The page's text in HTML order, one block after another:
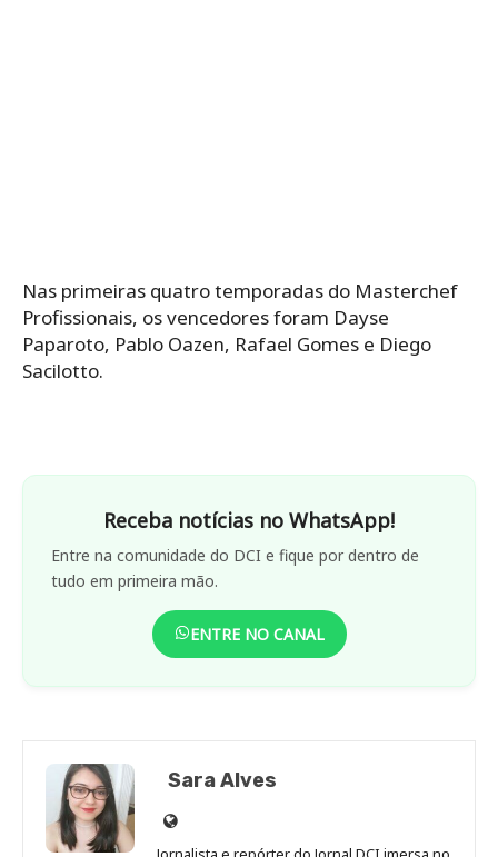
Nas primeiras quatro temporadas do Masterchef
Profissionais, os vencedores foram Dayse
Paparoto, Pablo Oazen, Rafael Gomes e Diego
Sacilotto.
Receba notícias no WhatsApp!
Entre na comunidade do DCI e fique por dentro de
tudo em primeira mão.
ENTRE NO CANAL
Sara Alves
Site
de